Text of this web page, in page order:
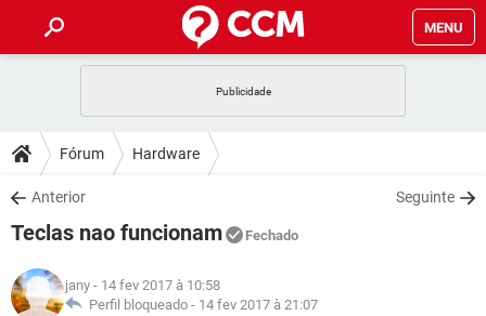
MENU
CELULAR
OUTLOOK
INSTAGRAM GMAIL
GUIA DE COMPRAS
DICAS
JOGOS
INSTAGRAM
DOWNLOADS
JOGOS WHATSAPP
CELULAR
OUTLOOK EXCEL
JOGOS
GLOSSÁRIO
Fórum Hardware
Anterior Seguinte
Teclas nao funcionam Fechado
jany - 14 fev 2017 à 10:58
Perfil bloqueado - 14 fev 2017 à 21:07